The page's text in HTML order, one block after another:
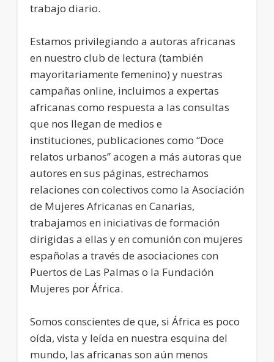
trabajo diario.
Estamos privilegiando a autoras africanas
en nuestro club de lectura (también
mayoritariamente femenino) y nuestras
campañas online, incluimos a expertas
africanas como respuesta a las consultas
que nos llegan de medios e
instituciones, publicaciones como “Doce
relatos urbanos” acogen a más autoras que
autores en sus páginas, estrechamos
relaciones con colectivos como la Asociación
de Mujeres Africanas en Canarias,
trabajamos en iniciativas de formación
dirigidas a ellas y en comunión con mujeres
españolas a través de asociaciones con
Puertos de Las Palmas o la Fundación
Mujeres por África.
Somos conscientes de que, si África es poco
oída, vista y leída en nuestra esquina del
mundo, las africanas son aún menos